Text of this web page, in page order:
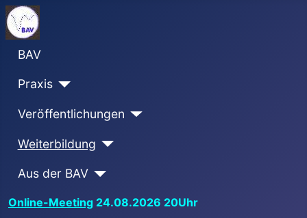
BAV
Praxis
Veröffentlichungen
Weiterbildung
Aus der BAV
Online-Meeting 24.08.2026 20Uhr